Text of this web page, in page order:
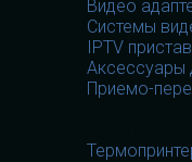
Видео
Системы
IPTV
Аксессуары
Приемо-